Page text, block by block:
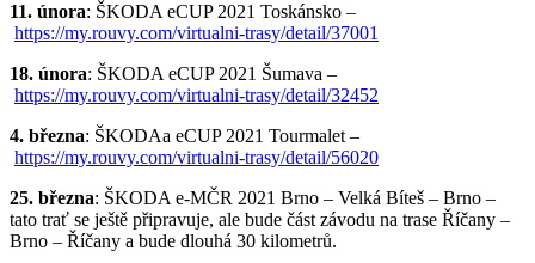
11. února: ŠKODA eCUP 2021 Toskánsko –
https://my.rouvy.com/virtualni-trasy/detail/37001
18. února: ŠKODA eCUP 2021 Šumava –
https://my.rouvy.com/virtualni-trasy/detail/32452
4. března: ŠKODAa eCUP 2021 Tourmalet –
https://my.rouvy.com/virtualni-trasy/detail/56020
25. března: ŠKODA e-MČR 2021 Brno – Velká Bíteš – Brno –
tato trať se ještě připravuje, ale bude část závodu na trase Říčany –
Brno – Říčany a bude dlouhá 30 kilometrů.